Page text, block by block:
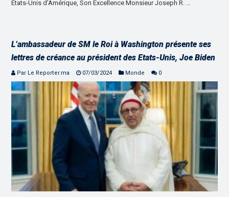
Etats-Unis d’Amérique, Son Excellence Monsieur Joseph R. …
L’ambassadeur de SM le Roi à Washington présente ses
lettres de créance au président des Etats-Unis, Joe Biden
Par Le Reporter.ma 07/03/2024 Monde 0